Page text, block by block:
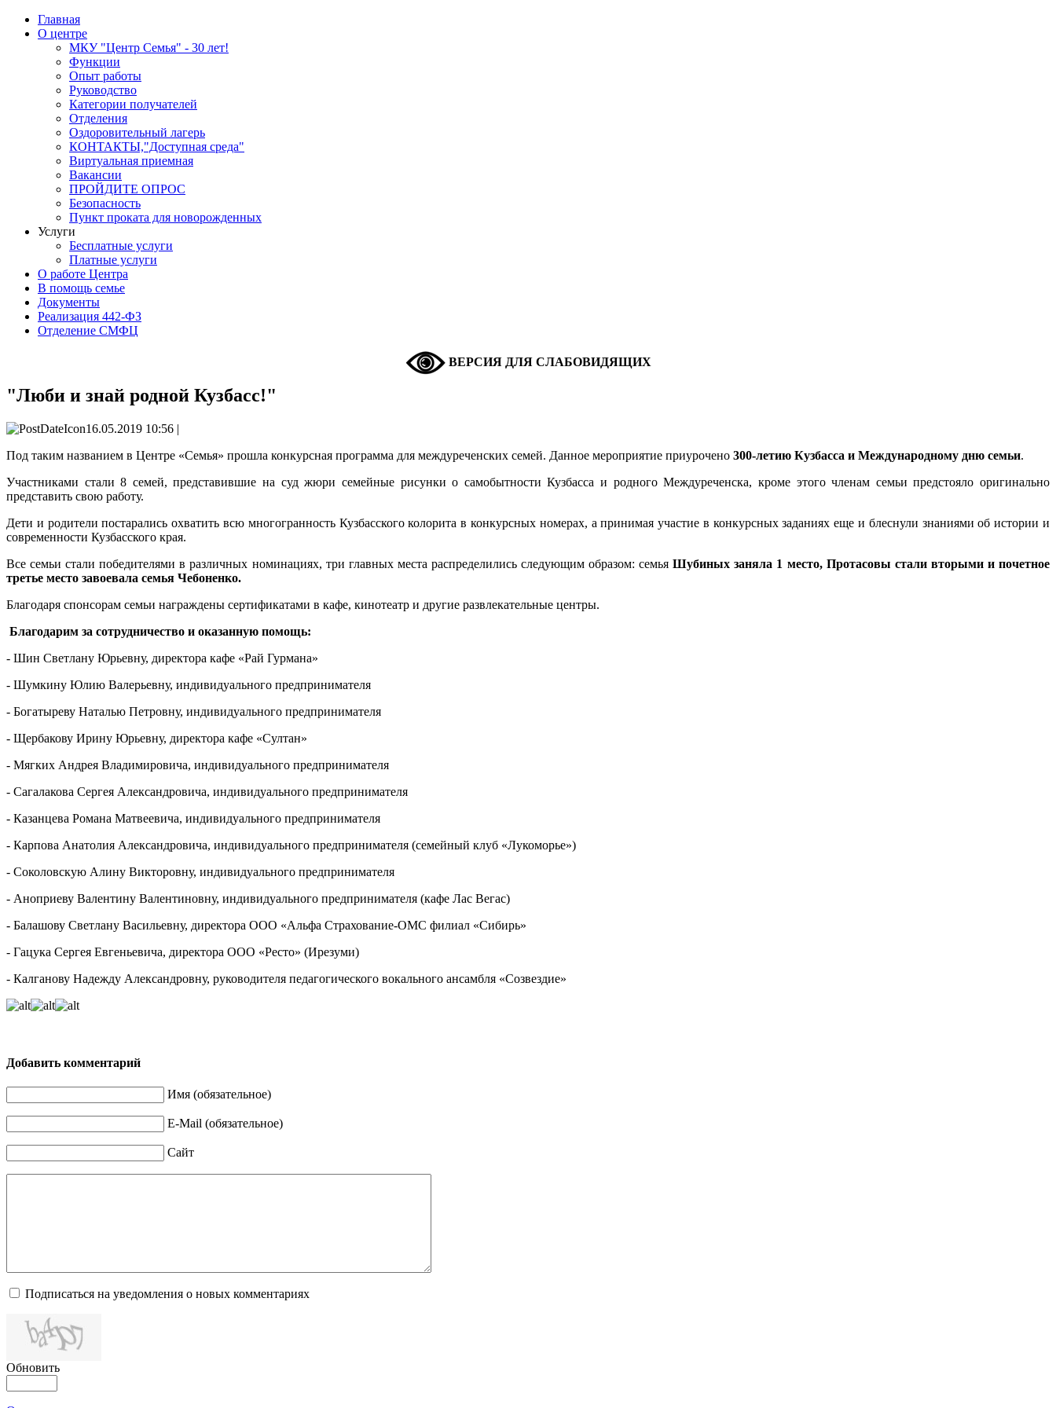
Главная
О центре
МКУ "Центр Семья" - 30 лет!
Функции
Опыт работы
Руководство
Категории получателей
Отделения
Оздоровительный лагерь
КОНТАКТЫ,"Доступная среда"
Виртуальная приемная
Вакансии
ПРОЙДИТЕ ОПРОС
Безопасность
Пункт проката для новорожденных
Услуги
Бесплатные услуги
Платные услуги
О работе Центра
В помощь семье
Документы
Реализация 442-ФЗ
Отделение СМФЦ
ВЕРСИЯ ДЛЯ СЛАБОВИДЯЩИХ
"Люби и знай родной Кузбасс!"
16.05.2019 10:56 |
Под таким названием в Центре «Семья» прошла конкурсная программа для междуреченских семей. Данное мероприятие приурочено 300-летию Кузбасса и Международному дню семьи.
Участниками стали 8 семей, представившие на суд жюри семейные рисунки о самобытности Кузбасса и родного Междуреченска, кроме этого членам семьи предстояло оригинально
представить свою работу.
Дети и родители постарались охватить всю многогранность Кузбасского колорита в конкурсных номерах, а принимая участие в конкурсных заданиях еще и блеснули знаниями об истории и
современности Кузбасского края.
Все семьи стали победителями в различных номинациях, три главных места распределились следующим образом: семьяШубиных заняла 1 место, Протасовы стали вторыми и почетное
третье место завоевала семья Чебоненко.
Благодаря спонсорам семьи награждены сертификатами в кафе, кинотеатр и другие развлекательные центры.
Благодарим за сотрудничество и оказанную помощь:
- Шин Светлану Юрьевну, директора кафе «Рай Гурмана»
- Шумкину Юлию Валерьевну, индивидуального предпринимателя
- Богатыреву Наталью Петровну, индивидуального предпринимателя
- Щербакову Ирину Юрьевну, директора кафе «Султан»
- Мягких Андрея Владимировича, индивидуального предпринимателя
- Сагалакова Сергея Александровича, индивидуального предпринимателя
- Казанцева Романа Матвеевича, индивидуального предпринимателя
- Карпова Анатолия Александровича, индивидуального предпринимателя (семейный клуб «Лукоморье»)
- Соколовскую Алину Викторовну, индивидуального предпринимателя
- Аноприеву Валентину Валентиновну, индивидуального предпринимателя (кафе Лас Вегас)
- Балашову Светлану Васильевну, директора ООО «Альфа Страхование-ОМС филиал «Сибирь»
- Гацука Сергея Евгеньевича, директора ООО «Ресто» (Ирезуми)
- Калганову Надежду Александровну, руководителя педагогического вокального ансамбля «Созвездие»
Добавить комментарий
Имя (обязательное)
E-Mail (обязательное)
Сайт
Подписаться на уведомления о новых комментариях
Обновить